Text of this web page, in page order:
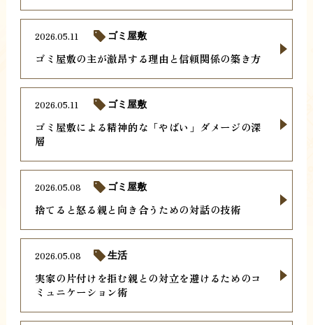
ゴミ屋敷の主が激昂する理由と信頼関係の築き方
2026.05.11 ゴミ屋敷
ゴミ屋敷による精神的な「やばい」ダメージの深
層
2026.05.11 ゴミ屋敷
捨てると怒る親と向き合うための対話の技術
2026.05.08 ゴミ屋敷
実家の片付けを拒む親との対立を避けるためのコ
ミュニケーション術
2026.05.08 生活